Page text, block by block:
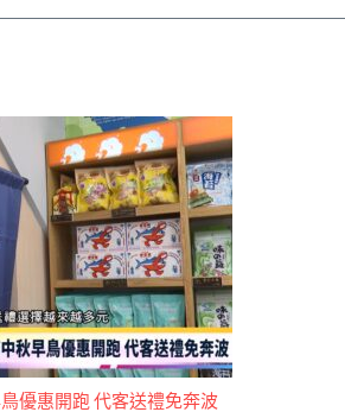
優惠開跑 代客送禮免奔波